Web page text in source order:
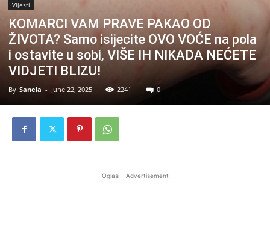
Vijesti
KOMARCI VAM PRAVE PAKAO OD
ŽIVOTA? Samo isijecite OVO VOĆE na pola
i ostavite u sobi, VIŠE IH NIKADA NEĆETE
VIDJETI BLIZU!
By Sanela - June 22, 2025 2241 0
Oglasi - Advertisement